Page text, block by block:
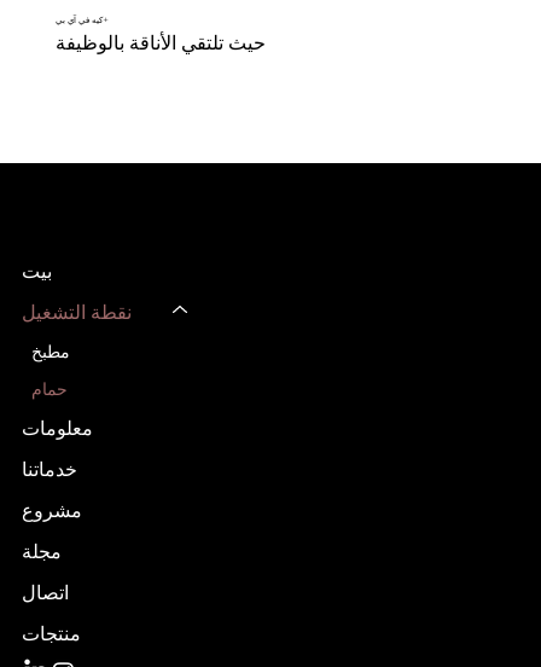
كيه في آي بي+
حيث تلتقي الأناقة بالوظيفة
بيت
نقطة التشغيل
مطبخ
حمام
معلومات
خدماتنا
مشروع
مجلة
اتصال
منتجات